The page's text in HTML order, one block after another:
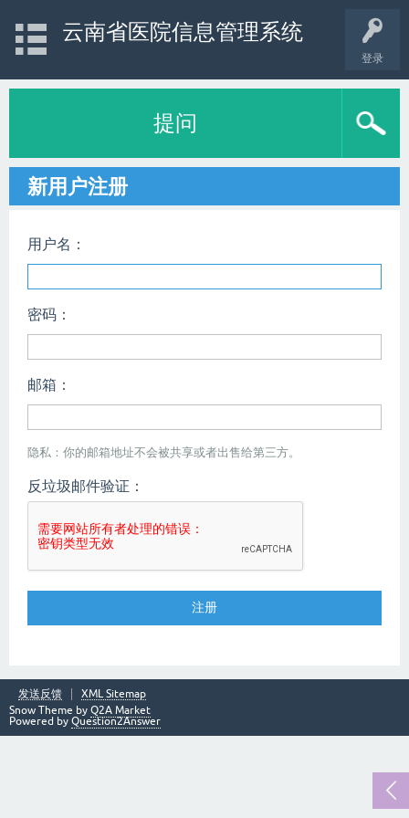
登录
云南省医院信息管理系统
提问
新用户注册
用户名：
密码：
邮箱：
隐私：你的邮箱地址不会被共享或者出售给第三方。
反垃圾邮件验证：
发送反馈
XML Sitemap
Snow Theme by Q2A Market
Powered by Question2Answer